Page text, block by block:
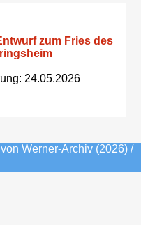
zum Fries des
24.05.2026
Werner-Archiv (2026) /